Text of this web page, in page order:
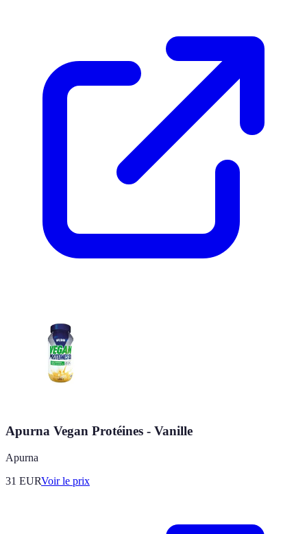
Apurna Vegan Protéines - Vanille
Apurna
31 EURVoir le prix